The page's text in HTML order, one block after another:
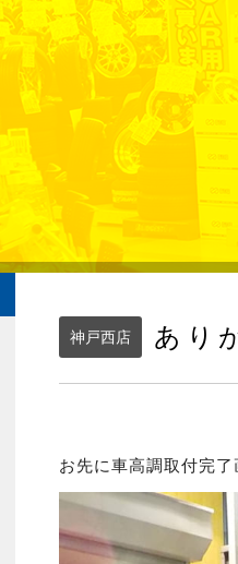
神戸西店 あり
お先に車高調取付完了